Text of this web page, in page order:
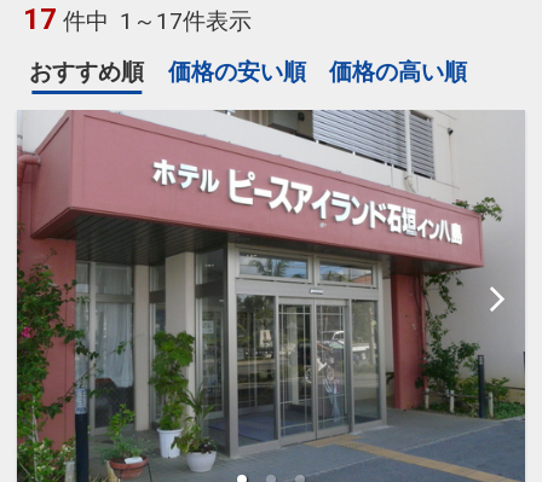
17 件中 1～17件表示
おすすめ順
価格の安い順 価格の高い順